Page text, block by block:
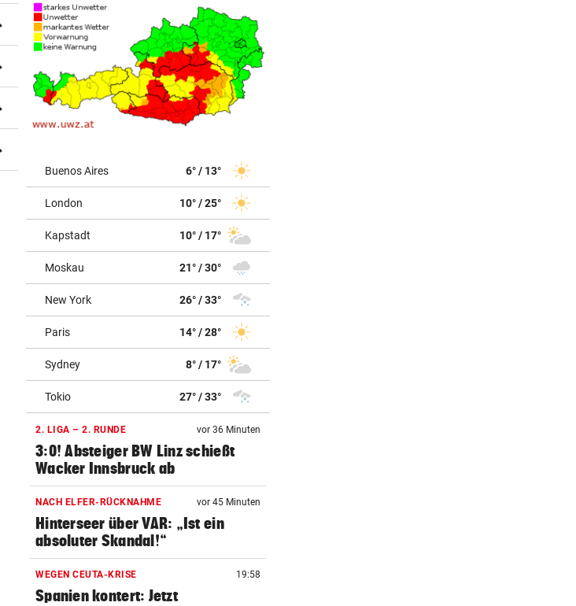
Aufklappen
Aufklappen
Aufklappen
Aufklappen
Buenos Aires 6° / 13°
London 10° / 25°
Kapstadt 10° / 17°
Moskau 21° / 30°
New York 26° / 33°
Paris 14° / 28°
Sydney 8° / 17°
Tokio 27° / 33°
2. LIGA – 2. RUNDE vor 36 Minuten
3:0! Absteiger BW Linz schießt
Wacker Innsbruck ab
NACH ELFER-RÜCKNAHME vor 45 Minuten
Hinterseer über VAR: „Ist ein
absoluter Skandal!“
WEGEN CEUTA-KRISE 19:58
Spanien kontert: Jetzt